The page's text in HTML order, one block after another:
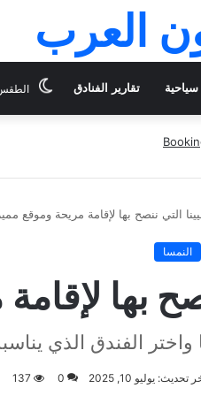
العرب
سياحية تقارير الفنادق
النمسا
الفندق الذي
تحديث: يوليو 10, 2025 0
137